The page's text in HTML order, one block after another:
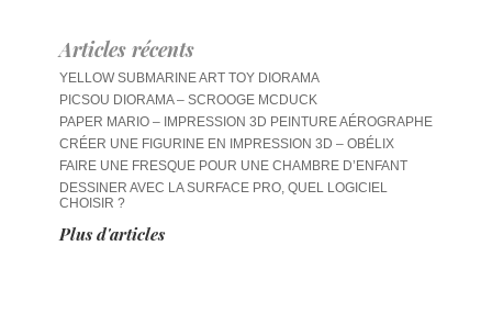
Articles récents
YELLOW SUBMARINE ART TOY DIORAMA
PICSOU DIORAMA – SCROOGE MCDUCK
PAPER MARIO – IMPRESSION 3D PEINTURE AÉROGRAPHE
CRÉER UNE FIGURINE EN IMPRESSION 3D – OBÉLIX
FAIRE UNE FRESQUE POUR UNE CHAMBRE D’ENFANT
DESSINER AVEC LA SURFACE PRO, QUEL LOGICIEL
CHOISIR ?
Plus d'articles